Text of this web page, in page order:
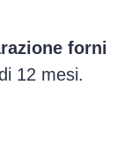
forni
12 mesi.